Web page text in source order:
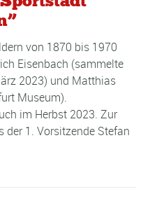
von 1870 bis 1970
Eisenbach (sammelte
2023) und Matthias
Museum).
im Herbst 2023. Zur
der 1. Vorsitzende Stefan